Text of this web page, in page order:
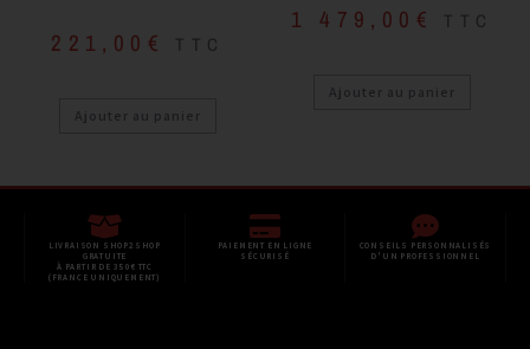
221,00 € TTC
Ajouter au panier
1 479,00 € TTC
Ajouter au panier
LIVRAISON SHOP2SHOP
GRATUITE
À PARTIR DE 350€ TTC
(FRANCE UNIQUEMENT)
PAIEMENT EN LIGNE
SÉCURISÉ
CONSEILS PERSONNALISÉS
D'UN PROFESSIONNEL